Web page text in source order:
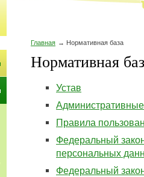
Главная Нормативная база
Нормативная
Устав
Правила
Федеральный
персональных
Федеральный